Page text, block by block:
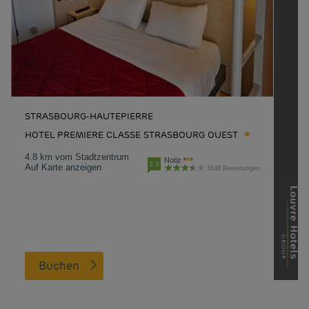
STRASBOURG-HAUTEPIERRE
HOTEL PREMIERE CLASSE STRASBOURG OUEST
4.8 km vom Stadtzentrum
Auf Karte anzeigen
3.3 Notiz
3148 Bewertungen
Buchen